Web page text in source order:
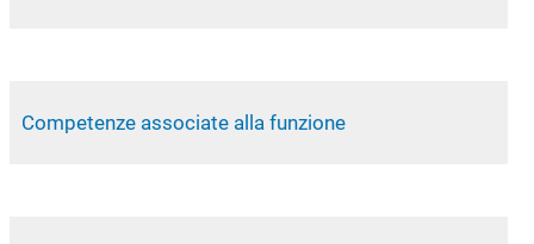
Competenze associate alla funzione